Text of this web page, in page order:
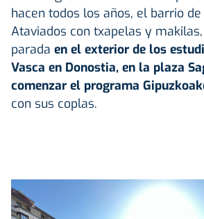
hacen todos los años, el barrio de
Ataviados con txapelas y
parada en el exterior de los
Vasca en Donostia, en la plaza
comenzar el programa
con sus coplas.